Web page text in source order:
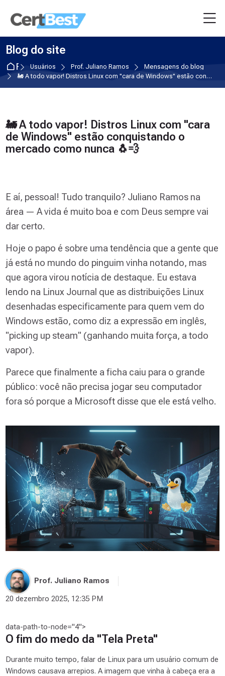
Blog do site
Página inicial
Usuários Prof. Juliano Ramos
Mensagens do blog
🚂 A todo vapor! Distros Linux com "cara de Windows" estão conquistando o mercado como nunca 🐧💨
Mensagens do blog por Prof. Juliano
🚂 A todo vapor! Distros Linux com "cara
de Windows" estão conquistando o
mercado como nunca 🐧💨
E aí, pessoal! Tudo tranquilo? Juliano Ramos na
área — A vida é muito boa e com Deus sempre vai
dar certo.
Hoje o papo é sobre uma tendência que a gente que
já está no mundo do pinguim vinha notando, mas
que agora virou notícia de destaque. Eu estava
lendo na Linux Journal que as distribuições Linux
desenhadas especificamente para quem vem do
Windows estão, como diz a expressão em inglês,
"picking up steam" (ganhando muita força, a todo
vapor).
Parece que finalmente a ficha caiu para o grande
público: você não precisa jogar seu computador
fora só porque a Microsoft disse que ele está velho.
Prof. Juliano Ramos
20 dezembro 2025, 12:35 PM
data-path-to-node="4">
O fim do medo da "Tela Preta"
Durante muito tempo, falar de Linux para um usuário comum de
Windows causava arrepios. A imagem que vinha à cabeça era a